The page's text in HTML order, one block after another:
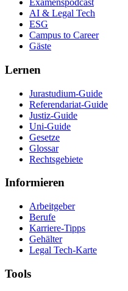
Examenspodcast
AI & Legal Tech
ESG
Campus to Career
Gäste
Lernen
Jurastudium-Guide
Referendariat-Guide
Justiz-Guide
Uni-Guide
Gesetze
Glossar
Rechtsgebiete
Informieren
Arbeitgeber
Berufe
Karriere-Tipps
Gehälter
Legal Tech-Karte
Tools